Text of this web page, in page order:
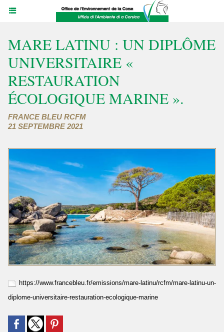
MARE LATINU : UN DIPLÔME
UNIVERSITAIRE «
RESTAURATION
ÉCOLOGIQUE MARINE ».
FRANCE BLEU RCFM
21 SEPTEMBRE 2021
https://www.francebleu.fr/emissions/mare-latinu/rcfm/mare-latinu-un-
diplome-universitaire-restauration-ecologique-marine